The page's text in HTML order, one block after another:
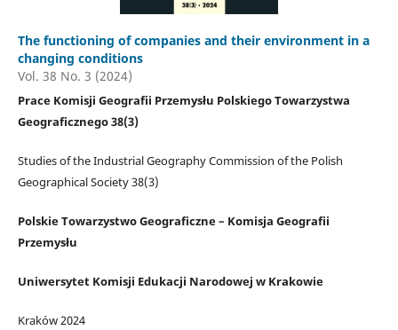
The functioning of companies and their environment in a
changing conditions
Vol. 38 No. 3 (2024)
Prace Komisji Geografii Przemysłu Polskiego Towarzystwa
Geograficznego 38(3)
Studies of the Industrial Geography Commission of the Polish
Geographical Society 38(3)
Polskie Towarzystwo Geograficzne – Komisja Geografii
Przemysłu
Uniwersytet Komisji Edukacji Narodowej w Krakowie
Kraków 2024